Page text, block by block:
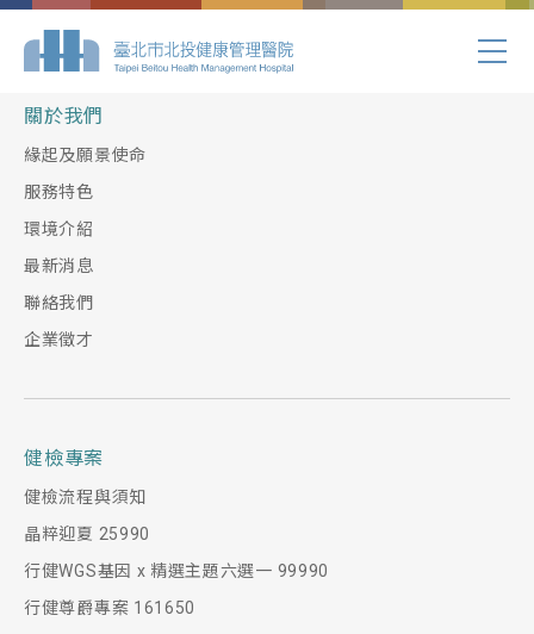
Index.php
關於我們
緣起及願景使命
服務特色
環境介紹
最新消息
聯絡我們
企業徵才
健檢專案
健檢流程與須知
晶粹迎夏 25990
行健WGS基因 x 精選主題六選一 99990
行健尊爵專案 161650